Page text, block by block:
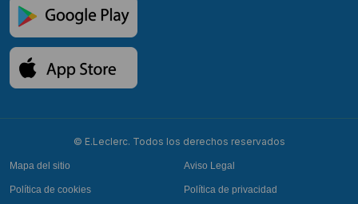
© E.Leclerc. Todos los derechos reservados
Mapa del sitio Aviso Legal
Política de cookies Política de privacidad